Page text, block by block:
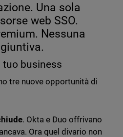
Una sola
web SSO.
Nessuna
tuo business
tre nuove opportunità di
. Okta e Duo offrivano
Ora quel divario non